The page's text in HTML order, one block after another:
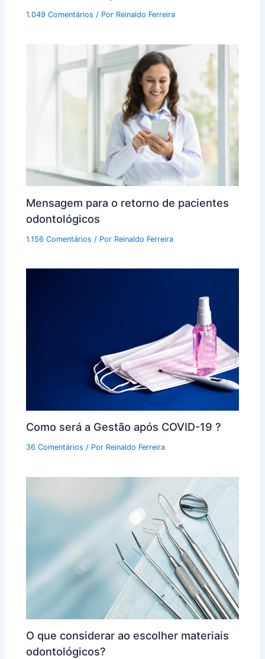
1.049 Comentários / Por Reinaldo Ferreira
Mensagem para o retorno de pacientes
odontológicos
1.156 Comentários / Por Reinaldo Ferreira
Como será a Gestão após COVID-19 ?
36 Comentários / Por Reinaldo Ferreira
O que considerar ao escolher materiais
odontológicos?